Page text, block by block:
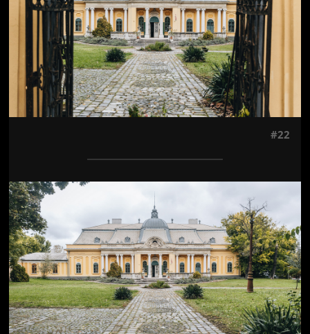
#22
Jön még kép!